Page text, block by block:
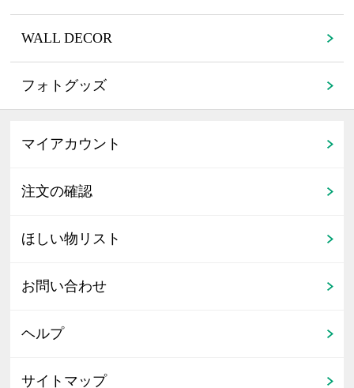
WALL DECOR
フォトグッズ
マイアカウント
注文の確認
ほしい物リスト
お問い合わせ
ヘルプ
サイトマップ